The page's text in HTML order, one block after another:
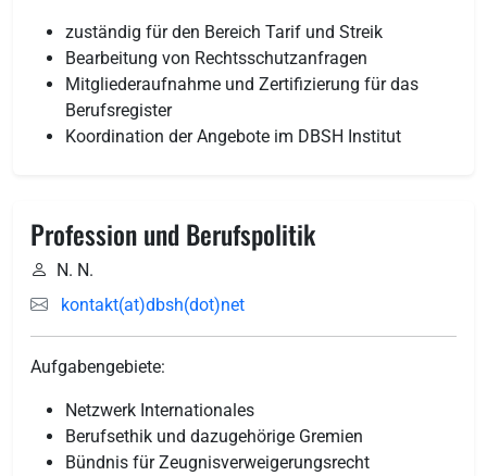
zuständig für den Bereich Tarif und Streik
Bearbeitung von Rechtsschutzanfragen
Mitgliederaufnahme und Zertifizierung für das
Berufsregister
Koordination der Angebote im DBSH Institut
Profession und Berufspolitik
N. N.
kontakt(at)dbsh(dot)net
Aufgabengebiete:
Netzwerk Internationales
Berufsethik und dazugehörige Gremien
Bündnis für Zeugnisverweigerungsrecht